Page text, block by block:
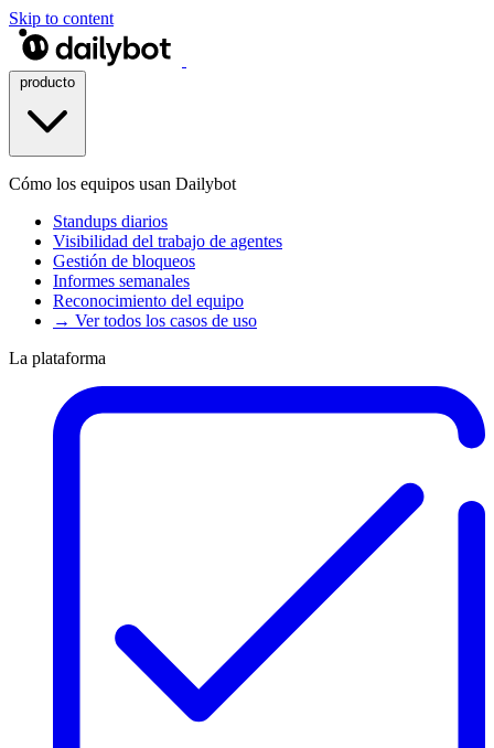
Skip to content
Cómo los equipos usan Dailybot
Standups diarios
Visibilidad del trabajo de agentes
Gestión de bloqueos
Informes semanales
Reconocimiento del equipo
→ Ver todos los casos de uso
La plataforma